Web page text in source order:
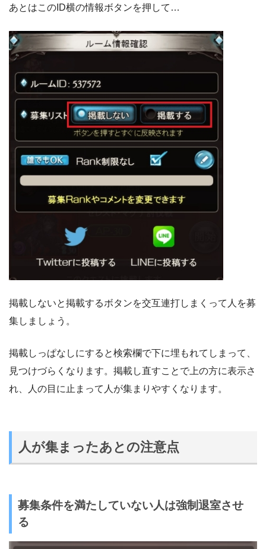
あとはこのID横の情報ボタンを押して…
掲載しないと掲載するボタンを交互連打しまくって人を募
集しましょう。
掲載しっぱなしにすると検索欄で下に埋もれてしまって、
見つけづらくなります。掲載し直すことで上の方に表示さ
れ、人の目に止まって人が集まりやすくなります。
人が集まったあとの注意点
募集条件を満たしていない人は強制退室させ
る